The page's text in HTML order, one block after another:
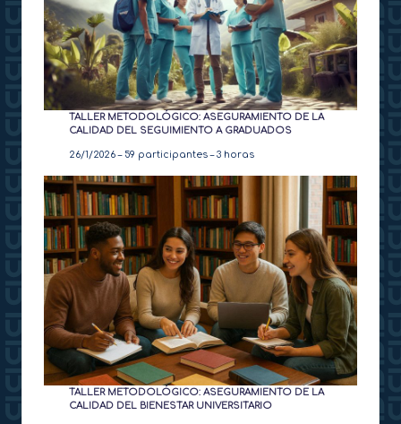
TALLER METODOLÓGICO: ASEGURAMIENTO DE LA
CALIDAD DEL SEGUIMIENTO A GRADUADOS
26/1/2026 – 59 participantes – 3 horas
TALLER METODOLÓGICO: ASEGURAMIENTO DE LA
CALIDAD DEL BIENESTAR UNIVERSITARIO